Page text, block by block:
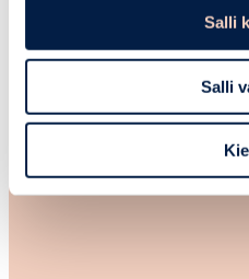
Salli
Salli
kehittämiseen tai yrittäjän
yritysneuvonnastamme saat
oman suunnan löytämiseen!